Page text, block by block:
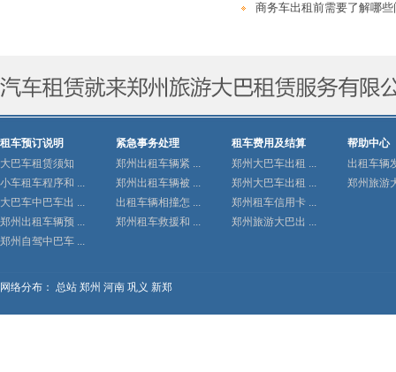
商务车出租前需要了解哪些
租车预订说明
大巴车租赁须知
小车租车程序和 ...
大巴车中巴车出 ...
郑州出租车辆预 ...
郑州自驾中巴车 ...
紧急事务处理
郑州出租车辆紧 ...
郑州出租车辆被 ...
出租车辆相撞怎 ...
郑州租车救援和 ...
租车费用及结算
郑州大巴车出租 ...
郑州大巴车出租 ...
郑州租车信用卡 ...
郑州旅游大巴出 ...
帮助中心
出租车辆
郑州旅游
网络分布： 总站 郑州 河南 巩义 新郑